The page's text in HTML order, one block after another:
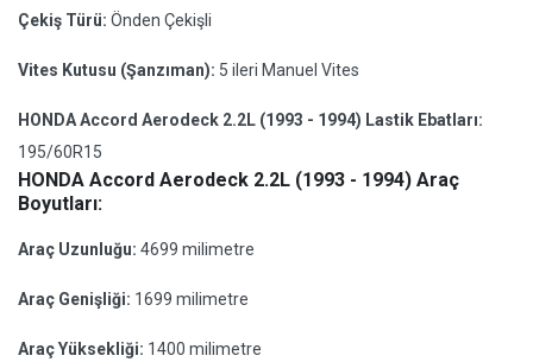
Çekiş Türü: Önden Çekişli
Vites Kutusu (Şanzıman): 5 ileri Manuel Vites
HONDA Accord Aerodeck 2.2L (1993 - 1994) Lastik Ebatları:
195/60R15
HONDA Accord Aerodeck 2.2L (1993 - 1994) Araç
Boyutları:
Araç Uzunluğu: 4699 milimetre
Araç Genişliği: 1699 milimetre
Araç Yüksekliği: 1400 milimetre